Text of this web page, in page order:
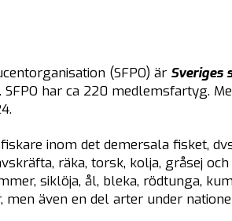
(SFPO) är
har ca 220 medlemsfartyg.
inom det demersala fisket,
räka, torsk, kolja, gråsej
siklöja, ål, bleka, rödtunga,
men även en del arter under